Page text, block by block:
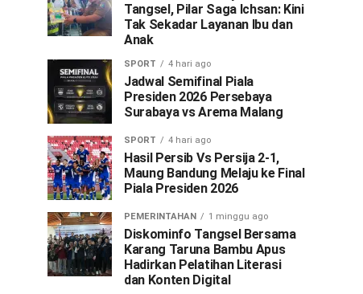
Tangsel, Pilar Saga Ichsan: Kini
Tak Sekadar Layanan Ibu dan
Anak
SPORT 4 hari ago
Jadwal Semifinal Piala
Presiden 2026 Persebaya
Surabaya vs Arema Malang
SPORT 4 hari ago
Hasil Persib Vs Persija 2-1,
Maung Bandung Melaju ke Final
Piala Presiden 2026
PEMERINTAHAN 1 minggu ago
Diskominfo Tangsel Bersama
Karang Taruna Bambu Apus
Hadirkan Pelatihan Literasi
dan Konten Digital